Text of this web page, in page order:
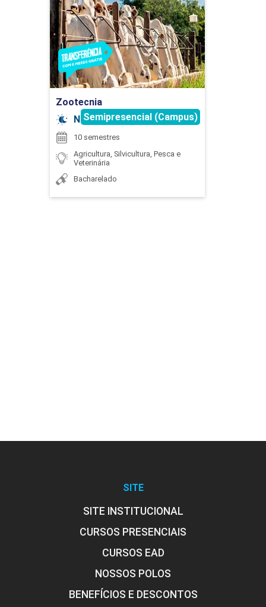
EXTENSÃO
EXTENSÃO
Zootecnia
Noturno
Semipresencial (Campus)
10 semestres
Agricultura, Silvicultura, Pesca e
Veterinária
Bacharelado
Detalhes do curso
Ir para Inscrição
SITE
SITE INSTITUCIONAL
CURSOS PRESENCIAIS
CURSOS EAD
NOSSOS POLOS
BENEFÍCIOS E DESCONTOS